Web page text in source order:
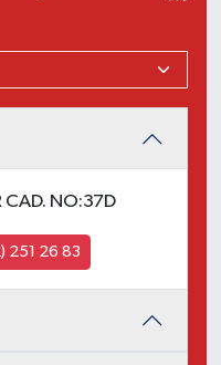
CAD. NO:37D
251 26 83